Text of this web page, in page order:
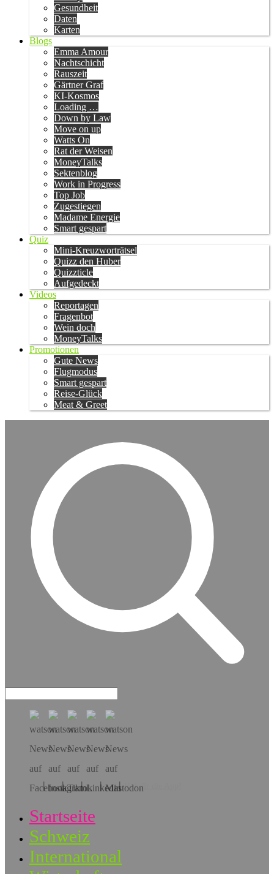
Gesundheit
Daten
Karten
Blogs
Emma Amour
Nachtschicht
Rauszeit
Gärtner Graf
KI-Kosmos
Loading …
Down by Law
Move on up
Watts On
Rat der Weisen
MoneyTalks
Sektenblog
Work in Progress
Top Job
Zugestiegen
Madame Energie
Smart gespart
Quiz
Mini-Kreuzworträtsel
Quizz den Huber
Quizzticle
Aufgedeckt
Videos
Reportagen
Fragenbot
Wein doch
MoneyTalks
Promotionen
Gute News
Flugmodus
Smart gespart
Reise-Glück
Meat & Greet
Hol dir die App!
Startseite
Schweiz
International